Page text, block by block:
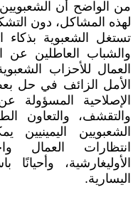
من الواضح أن
لهذه المشاكل، دون
تستغل الشعبوية بذكاء
والشباب العاطلين
العمال للأحزاب
الأمل الزائف في حل
الإصلاحية المسؤولة
والتقشف، والتعاون
الشعبويين اليمينيين
انتظارات العمال
الأوليغارشية،
اليسارية.